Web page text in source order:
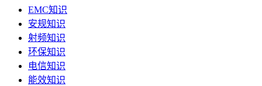
EMC知识
安规知识
射频知识
环保知识
电信知识
能效知识